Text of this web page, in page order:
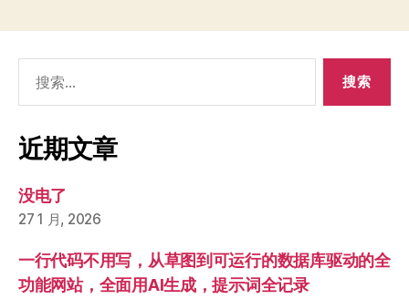
索：
近期文章
没电了
27 1 月, 2026
一行代码不用写，从草图到可运行的数据库驱动的全
功能网站，全面用AI生成，提示词全记录